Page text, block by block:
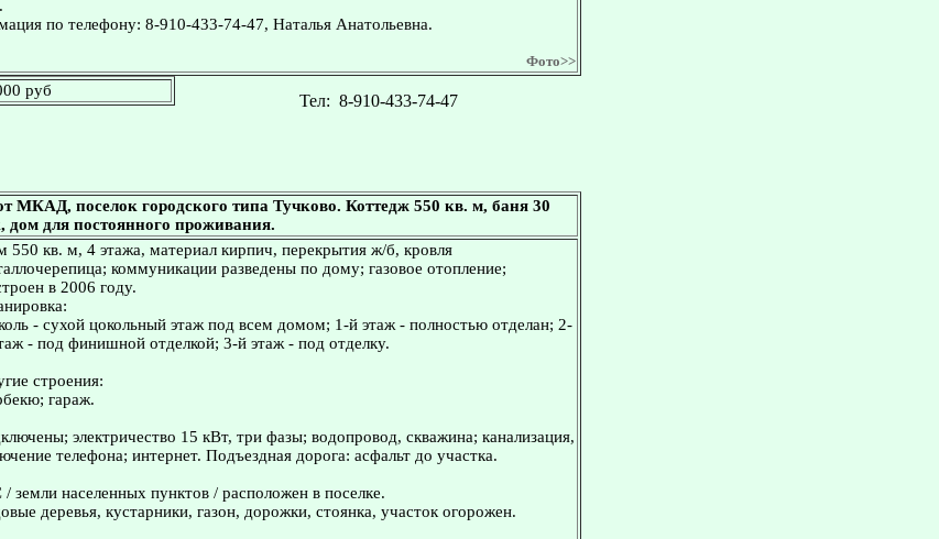
по телефону: 8-910-433-74-47, Наталья Анатольевна.
Фото>>
руб
Тел: 8-910-433-74-47
МКАД, поселок городского типа Тучково. Коттедж 550 кв. м, баня 30
дом для постоянного проживания.
550 кв. м, 4 этажа, материал кирпич, перекрытия ж/б, кровля
коммуникации разведены по дому; газовое отопление;
в 2006 году.
- сухой цокольный этаж под всем домом; 1-й этаж - полностью отделан; 2-
- под финишной отделкой; 3-й этаж - под отделку.
строения:
гараж.
электричество 15 кВт, три фазы; водопровод, скважина; канализация,
телефона; интернет. Подъездная дорога: асфальт до участка.
населенных пунктов / расположен в поселке.
деревья, кустарники, газон, дорожки, стоянка, участок огорожен.